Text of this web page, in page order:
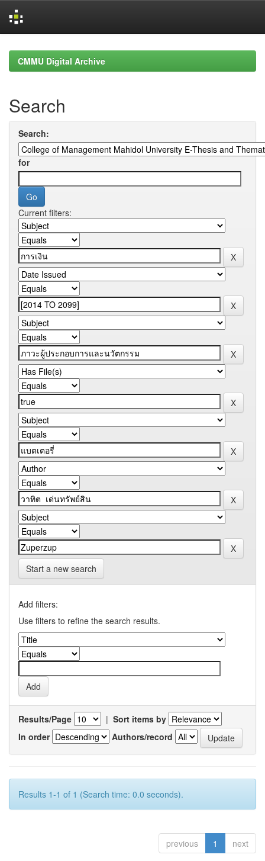
navigationCMMU Digital Archive
Search
Search:
for
Current filters:
Start a new search
Add filters:
Use filters to refine the search results.
Results/Page | Sort items by
In order
Authors/record
Results 1-1 of 1 (Search time: 0.0 seconds).
previous 1 next